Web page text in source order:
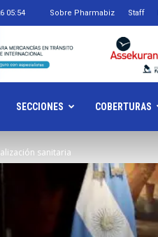
05:54 Sobre Pharmabiz Staff
Pharmabiz.NET
SECCIONES COBERTURAS
sanitaria